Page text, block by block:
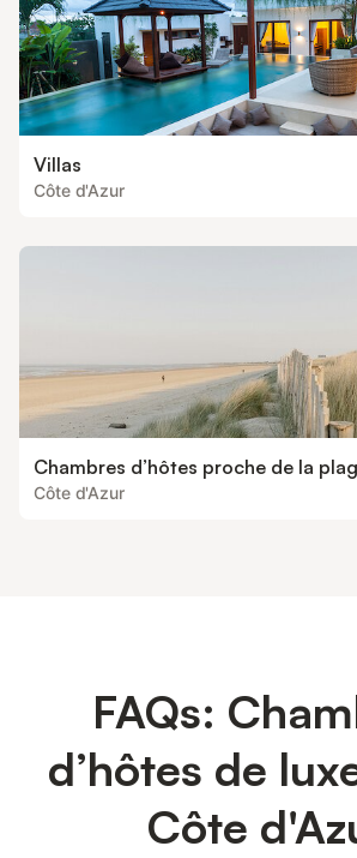
Villas
Côte d'Azur
Chambres d’hôtes proche de la
Côte d'Azur
FAQs:
d’hôtes de
Côte